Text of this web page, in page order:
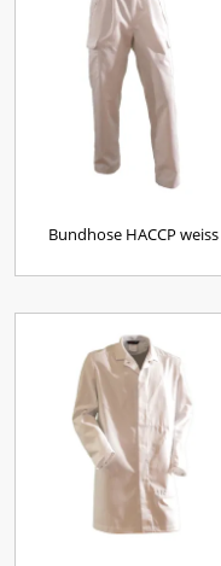
Bundhose HACCP weiss